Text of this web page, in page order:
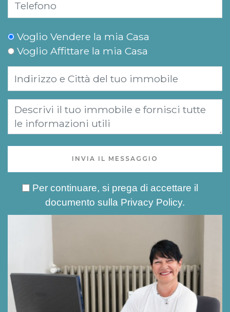
Voglio Vendere la mia Casa
Voglio Affittare la mia Casa
INVIA IL MESSAGGIO
Per continuare, si prega di accettare il
documento sulla Privacy Policy.